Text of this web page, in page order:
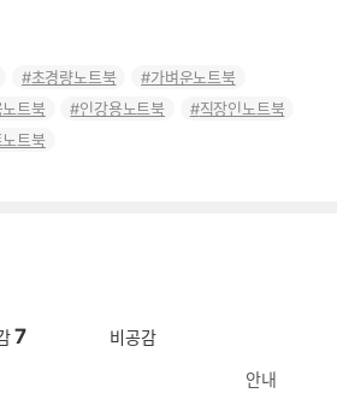
초경량노트북
가벼운노트북
트북 인강용노트북
직장인노트북
트북
7 비공감
안내